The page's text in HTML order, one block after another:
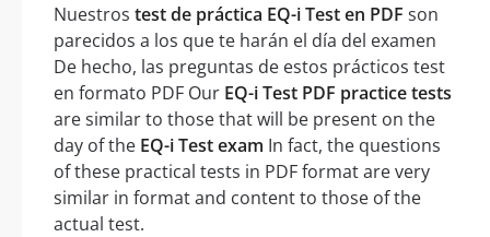
Nuestros test de práctica EQ-i Test en PDF son
parecidos a los que te harán el día del examen
De hecho, las preguntas de estos prácticos test
en formato PDF Our EQ-i Test PDF practice tests
are similar to those that will be present on the
day of the EQ-i Test exam In fact, the questions
of these practical tests in PDF format are very
similar in format and content to those of the
actual test.